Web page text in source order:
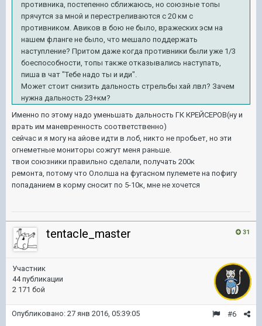
противника, постепенно сближаюсь, но союзные топы
прячутся за мной и перестреливаются с 20 км с
противником. Авиков в бою не было, вражеских эсм на
нашем фланге не было, что мешало поддержать
наступление? Притом даже когда противники были уже 1/3
боеспособности, топы также отказывались наступать,
пиша в чат "Тебе надо ты и иди".
Может стоит снизить дальность стрельбы хай лвл? Зачем
нужна дальность 23+км?
Именно по этому надо уменьшать дальность ГК КРЕЙСЕРОВ(ну и
врать им маневренность соответственно)
сейчас и я могу на айове идти в лоб, никто не пробьет, но эти
огнеметные мониторы сожгут меня раньше.
твои союзники правильно сделали, получать 200к
ремонта, потому что Ололша на фугасном пулемете на пофигу
попаданием в корму сносит по 5-10к, мне не хочется
31
tentacle_master
Участник
44 публикации
2 171 бой
#6
Опубликовано: 27 янв 2016, 05:39:05